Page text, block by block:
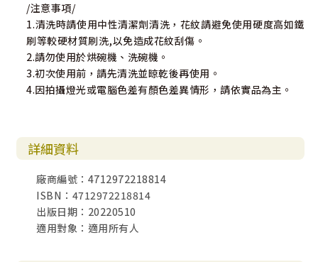
/注意事項/
1.清洗時請使用中性清潔劑清洗，花紋請避免使用硬度高如鐵
刷等較硬材質刷洗,以免造成花紋刮傷。
2.請勿使用於烘碗機、洗碗機。
3.初次使用前，請先清洗並晾乾後再使用。
4.因拍攝燈光或電腦色差有顏色差異情形，請依實品為主。
詳細資料
廠商編號：4712972218814
ISBN：4712972218814
出版日期：20220510
適用對象：適用所有人